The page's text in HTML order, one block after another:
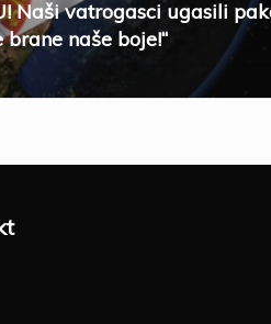
Naši vatrogasci ugasili
brane naše boje!“